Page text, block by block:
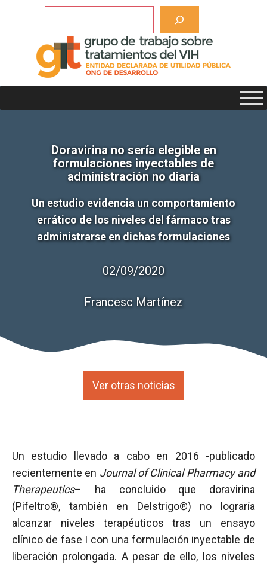
Doravirina no sería elegible en
formulaciones inyectables de
administración no diaria
Un estudio evidencia un comportamiento
errático de los niveles del fármaco tras
administrarse en dichas formulaciones
02/09/2020
Francesc Martínez
Ver otras noticias
Un estudio llevado a cabo en 2016 -publicado
recientemente en Journal of Clinical Pharmacy and
Therapeutics– ha concluido que doravirina
(Pifeltro®, también en Delstrigo®) no lograría
alcanzar niveles terapéuticos tras un ensayo
clínico de fase I con una formulación inyectable de
liberación prolongada. A pesar de ello, los niveles